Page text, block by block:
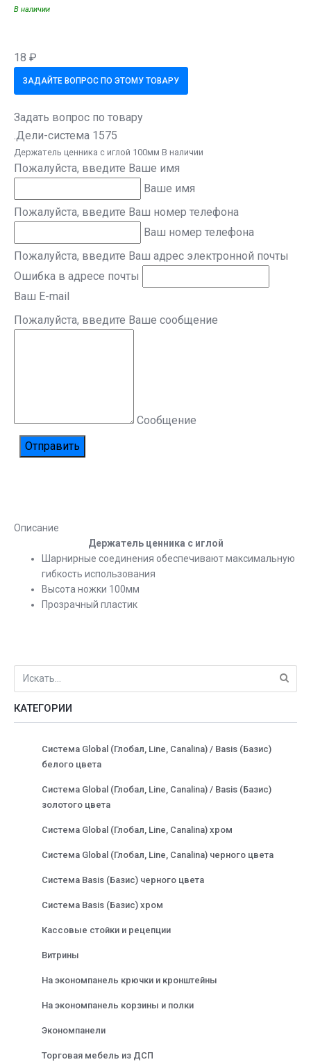
В наличии
18 ₽
ЗАДАЙТЕ ВОПРОС ПО ЭТОМУ ТОВАРУ
Задать вопрос по товару
.Дели-система 1575
Держатель ценника с иглой 100мм В наличии
Пожалуйста, введите Ваше имя
Ваше имя
Пожалуйста, введите Ваш номер телефона
Ваш номер телефона
Пожалуйста, введите Ваш адрес электронной почты
Ошибка в адресе почты
Ваш E-mail
Пожалуйста, введите Ваше сообщение
Сообщение
Описание
Держатель ценника с иглой
Шарнирные соединения обеспечивают максимальную
гибкость использования
Высота ножки 100мм
Прозрачный пластик
КАТЕГОРИИ
Система Global (Глобал, Line, Canalina) / Basis (Базис)
белого цвета
Система Global (Глобал, Line, Canalina) / Basis (Базис)
золотого цвета
Система Global (Глобал, Line, Canalina) хром
Система Global (Глобал, Line, Canalina) черного цвета
Система Basis (Базис) черного цвета
Система Basis (Базис) хром
Кассовые стойки и рецепции
Витрины
На экономпанель крючки и кронштейны
На экономпанель корзины и полки
Экономпанели
Торговая мебель из ДСП